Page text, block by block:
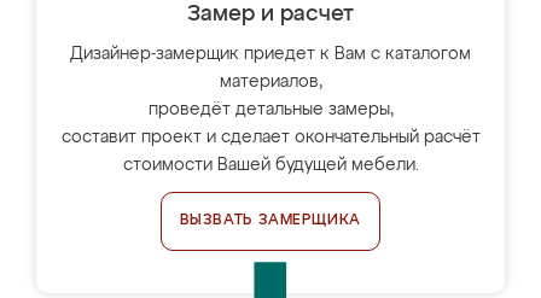
Замер и расчет
Дизайнер-замерщик приедет к Вам с каталогом
материалов,
проведёт детальные замеры,
составит проект и сделает окончательный расчёт
стоимости Вашей будущей мебели.
ВЫЗВАТЬ ЗАМЕРЩИКА